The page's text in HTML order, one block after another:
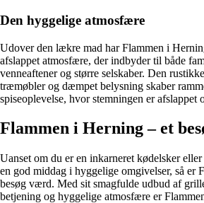
Den hyggelige atmosfære
Udover den lækre mad har Flammen i
afslappet atmosfære, der indbyder til både
venneaftener og større selskaber. Den
træmøbler og dæmpet belysning skaber
spiseoplevelse, hvor stemningen er afslappet
Flammen i Herning – et
Uanset om du er en inkarneret kødelsker
en god middag i hyggelige omgivelser, så er
besøg værd. Med sit smagfulde udbud af
betjening og hyggelige atmosfære er